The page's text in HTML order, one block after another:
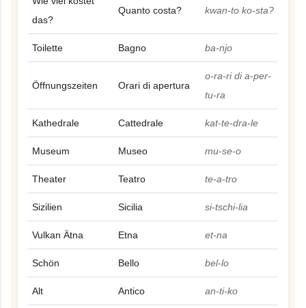
das?
Quanto costa? kwan-to ko-sta?
Toilette Bagno ba-njo
Öffnungszeiten Orari di apertura
o-ra-ri di a-per-
tu-ra
Kathedrale Cattedrale kat-te-dra-le
Museum Museo mu-se-o
Theater Teatro te-a-tro
Sizilien Sicilia si-tschi-lia
Vulkan Ätna Etna et-na
Schön Bello bel-lo
Alt Antico an-ti-ko